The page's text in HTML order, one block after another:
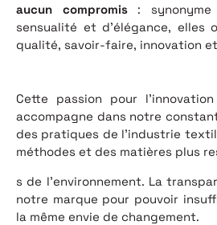
aucun compromis: synonyme
sensualité et d’élégance, elles
qualité, savoir-faire, innovation
Cette passion pour
accompagne dans notre
des pratiques de l’industrie
méthodes et des matières plus
s de l’environnement. La
notre marque pour pouvoir
la même envie de changement.